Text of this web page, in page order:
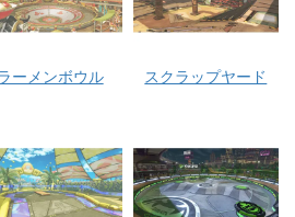
ーメンボウル スクラップヤード